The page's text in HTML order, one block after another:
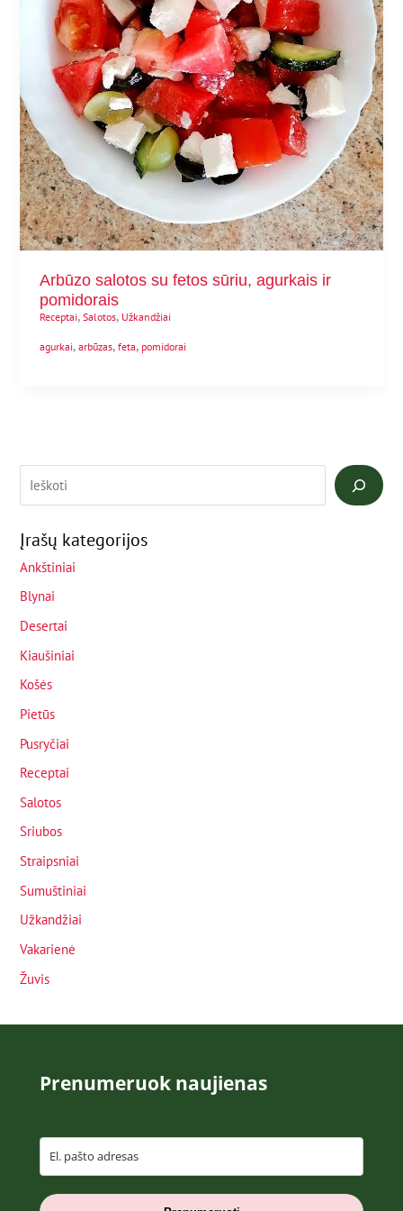
Arbūzo salotos su fetos sūriu, agurkais ir
pomidorais
Receptai,Salotos, Užkandžiai
agurkai,arbūzas,feta, pomidorai
Įrašų kategorijos
Ankštiniai
Blynai
Desertai
Kiaušiniai
Košės
Pietūs
Pusryčiai
Receptai
Salotos
Sriubos
Straipsniai
Sumuštiniai
Užkandžiai
Vakarienė
Žuvis
Prenumeruok naujienas